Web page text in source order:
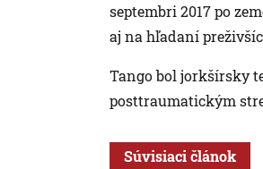
septembri 2017 po
aj na hľadaní
Tango bol jorkšírsky
posttraumatickým
Súvisiaci článok